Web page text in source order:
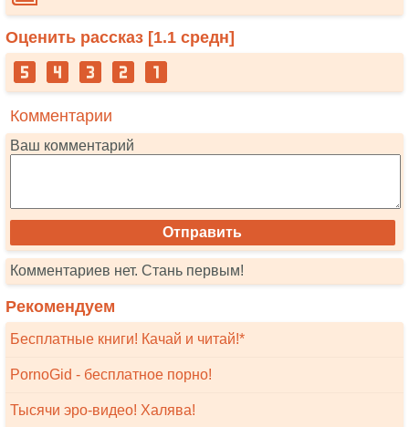
Оценить рассказ [1.1 средн]
Комментарии
Ваш комментарий
Комментариев нет. Стань первым!
Рекомендуем
Бесплатные книги! Качай и читай!*
PornoGid - бесплатное порно!
Тысячи эро-видео! Халява!